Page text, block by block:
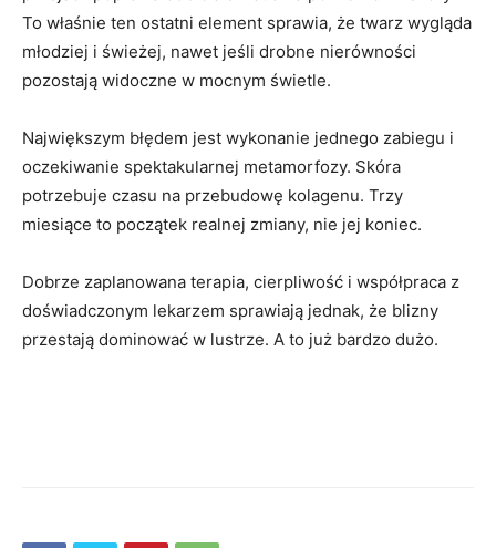
To właśnie ten ostatni element sprawia, że twarz wygląda
młodziej i świeżej, nawet jeśli drobne nierówności
pozostają widoczne w mocnym świetle.
Największym błędem jest wykonanie jednego zabiegu i
oczekiwanie spektakularnej metamorfozy. Skóra
potrzebuje czasu na przebudowę kolagenu. Trzy
miesiące to początek realnej zmiany, nie jej koniec.
Dobrze zaplanowana terapia, cierpliwość i współpraca z
doświadczonym lekarzem sprawiają jednak, że blizny
przestają dominować w lustrze. A to już bardzo dużo.